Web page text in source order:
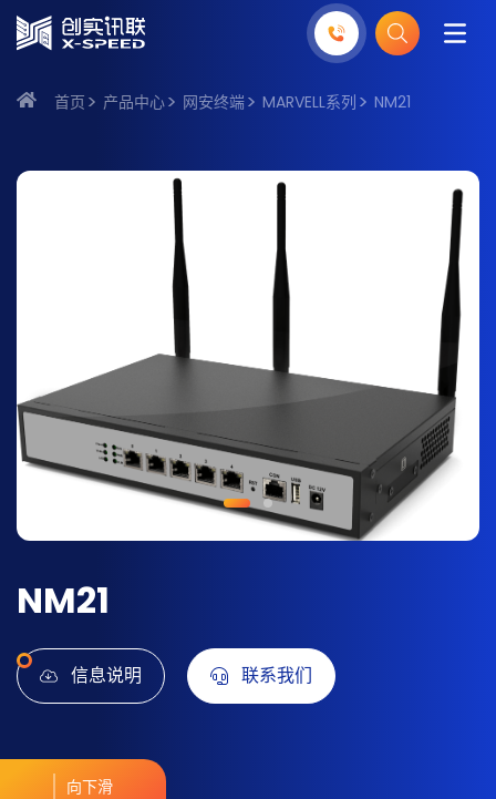
首页 产品中心 网安终端 MARVELL系列 NM21
NM21
信息说明 联系我们
向下滑